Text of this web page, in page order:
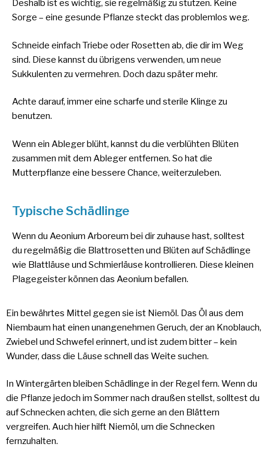
Deshalb ist es wichtig, sie regelmäßig zu stutzen. Keine
Sorge – eine gesunde Pflanze steckt das problemlos weg.
Schneide einfach Triebe oder Rosetten ab, die dir im Weg
sind. Diese kannst du übrigens verwenden, um neue
Sukkulenten zu vermehren. Doch dazu später mehr.
Achte darauf, immer eine scharfe und sterile Klinge zu
benutzen.
Wenn ein Ableger blüht, kannst du die verblühten Blüten
zusammen mit dem Ableger entfernen. So hat die
Mutterpflanze eine bessere Chance, weiterzuleben.
Typische Schädlinge
Wenn du Aeonium Arboreum bei dir zuhause hast, solltest
du regelmäßig die Blattrosetten und Blüten auf Schädlinge
wie Blattläuse und Schmierläuse kontrollieren. Diese kleinen
Plagegeister können das Aeonium befallen.
Ein bewährtes Mittel gegen sie ist Niemöl. Das Öl aus dem
Niembaum hat einen unangenehmen Geruch, der an Knoblauch,
Zwiebel und Schwefel erinnert, und ist zudem bitter – kein
Wunder, dass die Läuse schnell das Weite suchen.
In Wintergärten bleiben Schädlinge in der Regel fern. Wenn du
die Pflanze jedoch im Sommer nach draußen stellst, solltest du
auf Schnecken achten, die sich gerne an den Blättern
vergreifen. Auch hier hilft Niemöl, um die Schnecken
fernzuhalten.